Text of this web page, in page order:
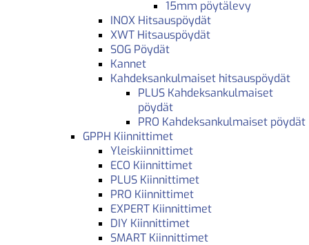
15mm pöytälevy
INOX Hitsauspöydät
XWT Hitsauspöydät
SOG Pöydät
Kannet
Kahdeksankulmaiset hitsauspöydät
PLUS Kahdeksankulmaiset
pöydät
PRO Kahdeksankulmaiset pöydät
GPPH Kiinnittimet
Yleiskiinnittimet
ECO Kiinnittimet
PLUS Kiinnittimet
PRO Kiinnittimet
EXPERT Kiinnittimet
DIY Kiinnittimet
SMART Kiinnittimet